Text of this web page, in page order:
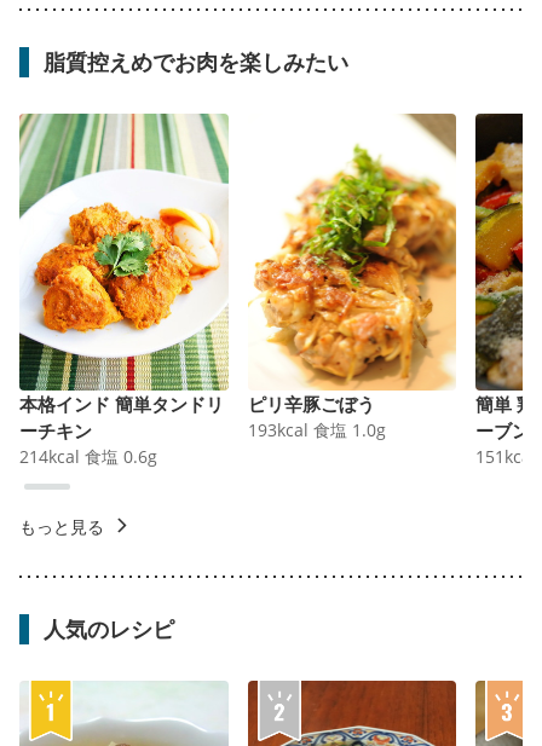
脂質控えめでお肉を楽しみたい
本格インド 簡単タンドリ
ーチキン
214kcal 食塩 0.6g
ピリ辛豚ごぼう
193kcal 食塩 1.0g
簡単 鶏
ーブン
151 kcal
もっと見る
人気のレシピ